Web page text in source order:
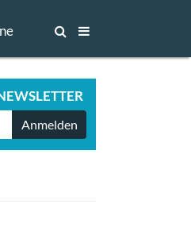
Anmelden